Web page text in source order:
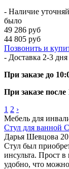
- Наличие
было
49 286 руб
44 805 руб
Позвонить и
- Доставка 2-3 дня
При заказе до
При заказе после
1 2 ›
Мебель для
Стул для ванной
Дарья Шевцова
Стул был
инсульта. Прост
удобно, что